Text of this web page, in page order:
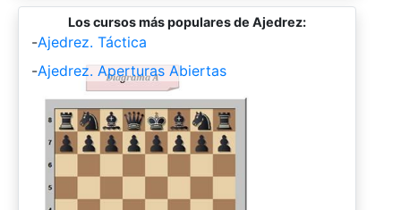
Los cursos más populares de Ajedrez:
-Ajedrez. Táctica
-Ajedrez. Aperturas Abiertas